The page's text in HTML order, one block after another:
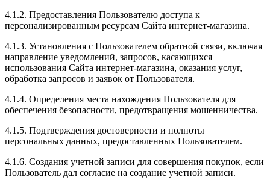
4.1.2. Предоставления Пользователю доступа к
персонализированным ресурсам Сайта интернет-магазина.
4.1.3. Установления с Пользователем обратной связи, включая
направление уведомлений, запросов, касающихся
использования Сайта интернет-магазина, оказания услуг,
обработка запросов и заявок от Пользователя.
4.1.4. Определения места нахождения Пользователя для
обеспечения безопасности, предотвращения мошенничества.
4.1.5. Подтверждения достоверности и полноты
персональных данных, предоставленных Пользователем.
4.1.6. Создания учетной записи для совершения покупок, если
Пользователь дал согласие на создание учетной записи.